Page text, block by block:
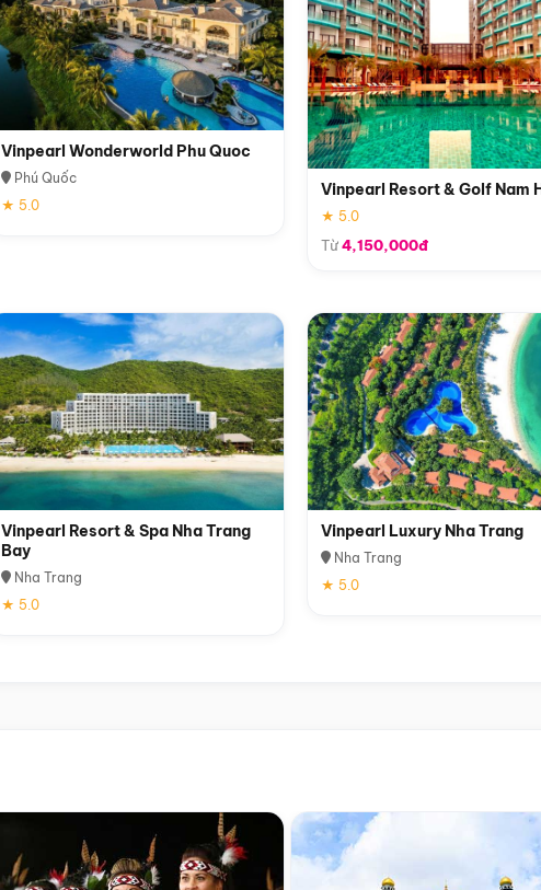
Vinpearl Wonderworld Phu Quoc
Phú Quốc
★ 5.0
Vinpearl Resort & Golf Nam
★ 5.0
Từ4,150,000đ
Vinpearl Resort & Spa Nha Trang
Bay
Nha Trang
★ 5.0
Vinpearl Luxury Nha Trang
Nha Trang
★ 5.0